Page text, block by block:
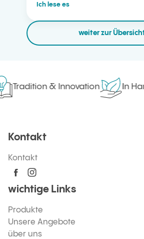
Ich lese es
weiter zur
Tradition & Innovation In
Kontakt
Kontakt
wichtige Links
Produkte
Unsere Angebote
über uns